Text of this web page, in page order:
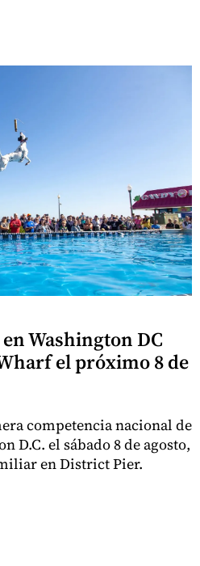
Washington DC
el próximo 8 de
competencia nacional de
D.C. el sábado 8 de agosto,
en District Pier.